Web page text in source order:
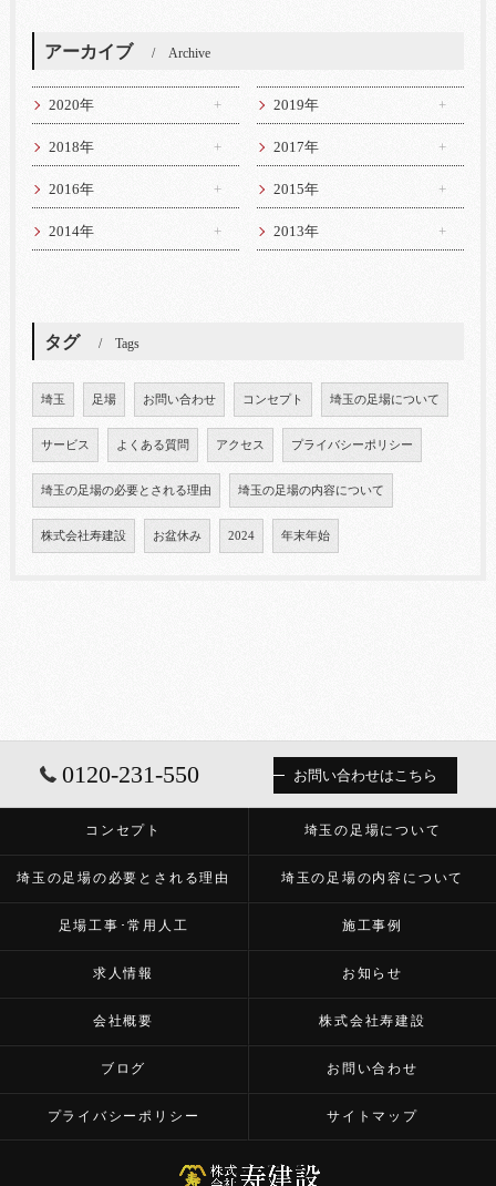
アーカイブ Archive
2020年 2019年
2018年 2017年
2016年 2015年
2014年 2013年
タグ Tags
埼玉 足場 お問い合わせ コンセプト 埼玉の足場について
サービス よくある質問 アクセス プライバシーポリシー
埼玉の足場の必要とされる理由 埼玉の足場の内容について
株式会社寿建設 お盆休み 2024 年末年始
0120-231-550 お問い合わせはこちら
コンセプト 埼玉の足場について
埼玉の足場の必要とされる理由 埼玉の足場の内容について
足場工事･常用人工 施工事例
求人情報 お知らせ
会社概要 株式会社寿建設
ブログ お問い合わせ
プライバシーポリシー サイトマップ